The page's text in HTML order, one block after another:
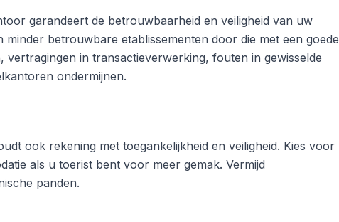
garandeert de betrouwbaarheid en veiligheid van uw
betrouwbare etablissementen door die met een goede
in transactieverwerking, fouten in gewisselde
ondermijnen.
ook rekening met toegankelijkheid en veiligheid. Kies voor
als u toerist bent voor meer gemak. Vermijd
panden.